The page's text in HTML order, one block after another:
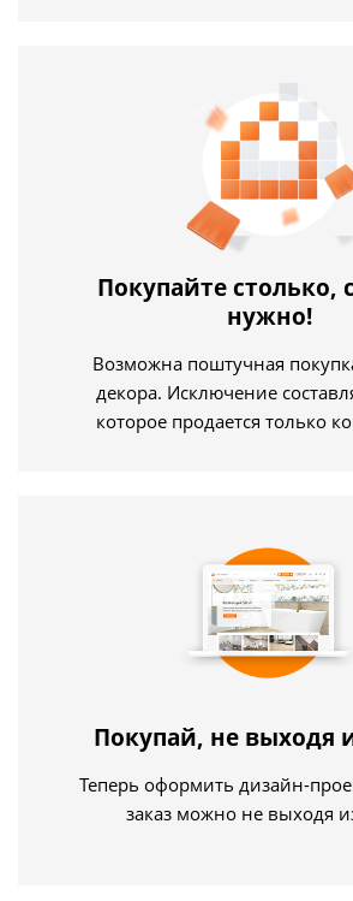
Покупайте столько,
нужно!
Возможна поштучная
декора. Исключение
которое продается только
Покупай, не выходя
Теперь оформить дизайн-
заказ можно не выходя